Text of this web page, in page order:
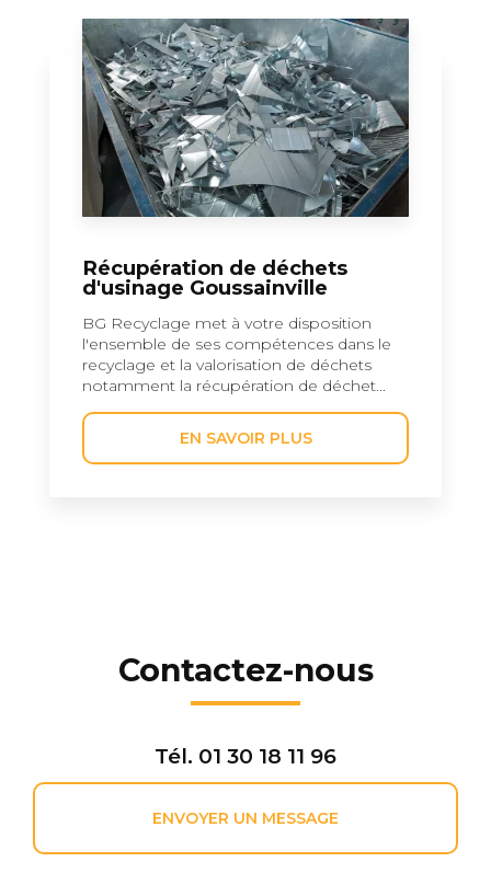
Récupération de déchets
d'usinage Goussainville
BG Recyclage met à votre disposition
l'ensemble de ses compétences dans le
recyclage et la valorisation de déchets
notamment la récupération de déchet...
EN SAVOIR PLUS
Contactez-nous
Tél. 01 30 18 11 96
ENVOYER UN MESSAGE